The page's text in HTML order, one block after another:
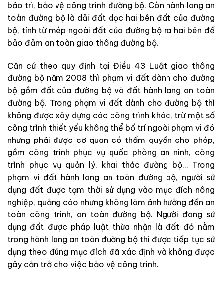
bảo trì, bảo vệ công trình đường bộ. Còn hành lang an
toàn đường bộ là dải đất dọc hai bên đất của đường
bộ, tính từ mép ngoài đất của đường bộ ra hai bên để
bảo đảm an toàn giao thông đường bộ.
Căn cứ theo quy định tại Điều 43 Luật giao thông
đường bộ năm 2008 thì phạm vi đất dành cho đường
bộ gồm đất của đường bộ và đất hành lang an toàn
đường bộ. Trong phạm vi đất dành cho đường bộ thì
không được xây dựng các công trình khác, trừ một số
công trình thiết yếu không thể bố trí ngoài phạm vi đó
nhưng phải được cơ quan có thẩm quyền cho phép,
gồm công trình phục vụ quốc phòng an ninh, công
trình phục vụ quản lý, khai thác đường bộ… Trong
phạm vi đất hành lang an toàn đường bộ, người sử
dụng đất được tạm thời sử dụng vào mục đích nông
nghiệp, quảng cáo nhưng không làm ảnh hưởng đến an
toàn công trình, an toàn đường bộ. Người đang sử
dụng đất được pháp luật thừa nhận là đất đó nằm
trong hành lang an toàn đường bộ thì được tiếp tục sử
dụng theo đúng mục đích đã xác định và không được
gây cản trở cho việc bảo vệ công trình.